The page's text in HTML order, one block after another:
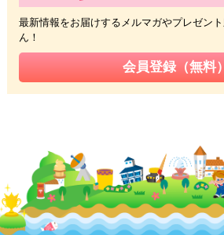
最新情報をお届けするメルマガやプレゼン
ん！
会員登録（無料）